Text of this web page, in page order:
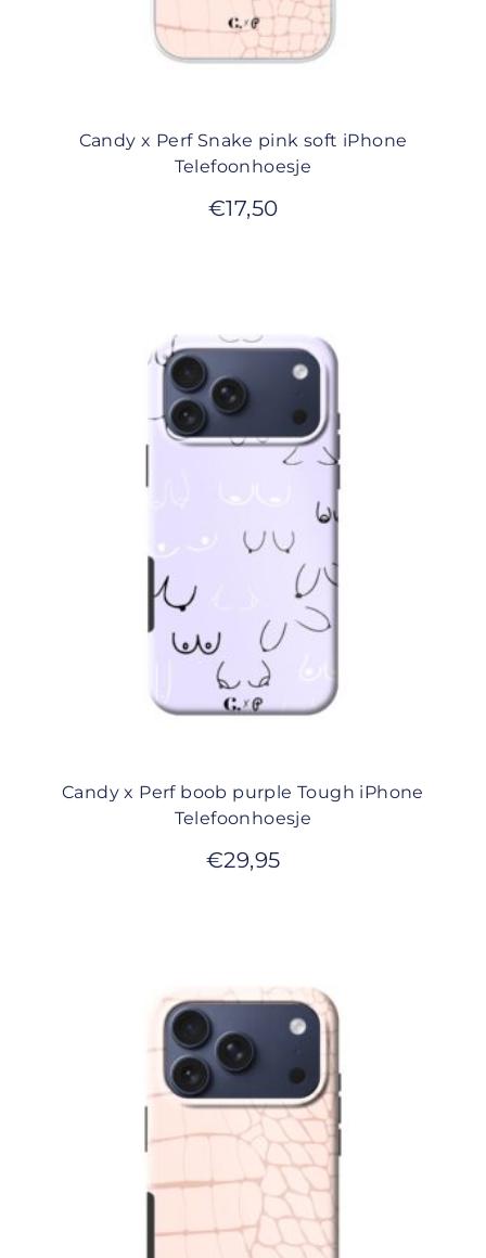
Candy x Perf Snake pink soft iPhone
Telefoonhoesje
€17,50
Candy x Perf boob purple Tough iPhone
Telefoonhoesje
€29,95